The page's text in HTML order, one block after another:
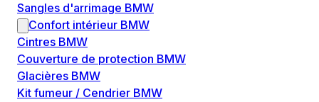
Sangles d'arrimage BMW
Confort intérieur BMW
Cintres BMW
Couverture de protection BMW
Glacières BMW
Kit fumeur / Cendrier BMW